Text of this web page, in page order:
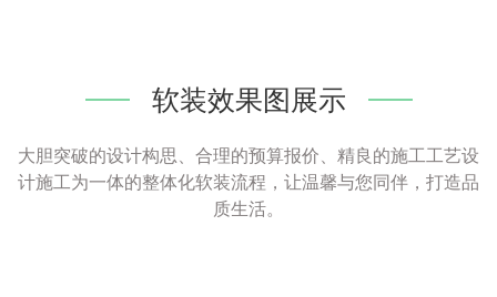
软装效果图展示
大胆突破的设计构思、合理的预算报价、精良的施工工艺设
计施工为一体的整体化软装流程，让温馨与您同伴，打造品
质生活。